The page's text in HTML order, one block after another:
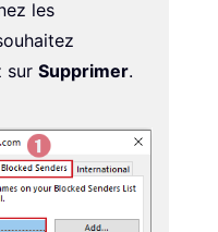
les
sur Supprimer.